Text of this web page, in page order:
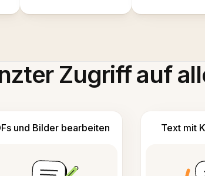
Zugriff auf
und Bilder bearbeiten Text mit